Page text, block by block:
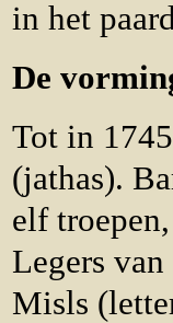
in het
De
Tot in
(jathas).
elf
Legers
Misls